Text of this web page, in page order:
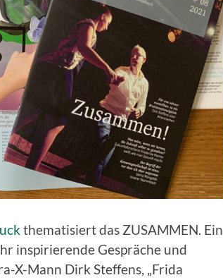
thematisiert das ZUSAMMEN. Ein
inspirierende Gespräche und
X-Mann Dirk Steffens, „Frida